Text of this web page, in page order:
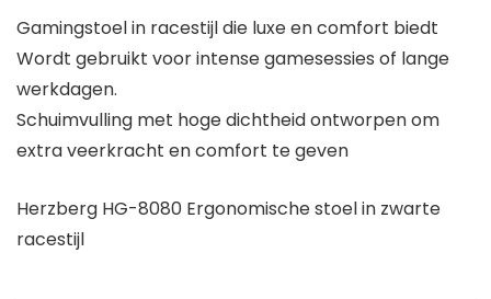
Gamingstoel in racestijl die luxe en comfort biedt
Wordt gebruikt voor intense gamesessies of lange
werkdagen.
Schuimvulling met hoge dichtheid ontworpen om
extra veerkracht en comfort te geven
Herzberg HG-8080 Ergonomische stoel in zwarte
racestijl